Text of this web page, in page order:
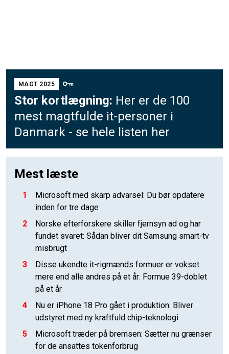
MAGT 2025
Stor kortlægning: Her er de 100
mest magtfulde it-personer i
Danmark - se hele listen her
Mest læste
1
Microsoft med skarp advarsel: Du bør opdatere
inden for tre dage
2
Norske efterforskere skiller fjernsyn ad og har
fundet svaret: Sådan bliver dit Samsung smart-tv
misbrugt
3
Disse ukendte it-rigmænds formuer er vokset
mere end alle andres på et år: Formue 39-doblet
på et år
4
Nu er iPhone 18 Pro gået i produktion: Bliver
udstyret med ny kraftfuld chip-teknologi
5
Microsoft træder på bremsen: Sætter nu grænser
for de ansattes tokenforbrug